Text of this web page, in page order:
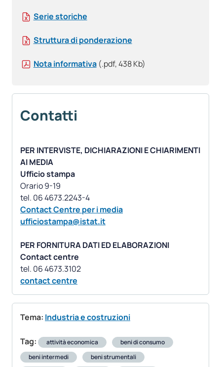
Serie storiche
Struttura di ponderazione
Nota informativa (.pdf, 438 Kb)
Contatti
PER INTERVISTE, DICHIARAZIONI E CHIARIMENTI
AI MEDIA
Ufficio stampa
Orario 9-19
Contact Centre per i media
ufficiostampa@istat.it
PER FORNITURA DATI ED ELABORAZIONI
Contact centre
contact centre
Tema: Industria e costruzioni
Tag: attività economica
beni di consumo
beni intermedi
beni strumentali